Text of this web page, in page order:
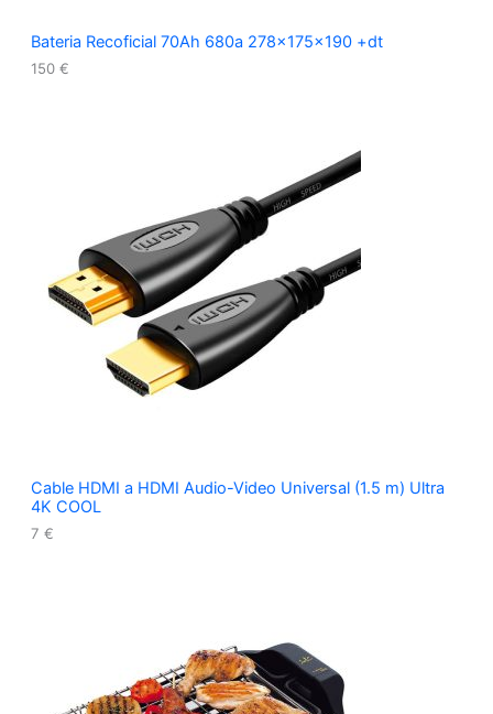
Bateria Recoficial 70Ah 680a 278x175x190 +dt
150 €
Cable HDMI a HDMI Audio-Video Universal (1.5 m) Ultra
4K COOL
7 €